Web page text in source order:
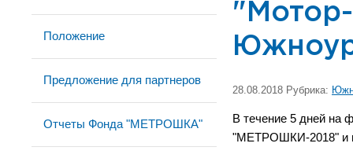
Положение
Предложение для партнеров
Отчеты Фонда "МЕТРОШКА"
28.08.2018 Рубрика:
В течение 5 дней на
"МЕТРОШКИ-2018" и